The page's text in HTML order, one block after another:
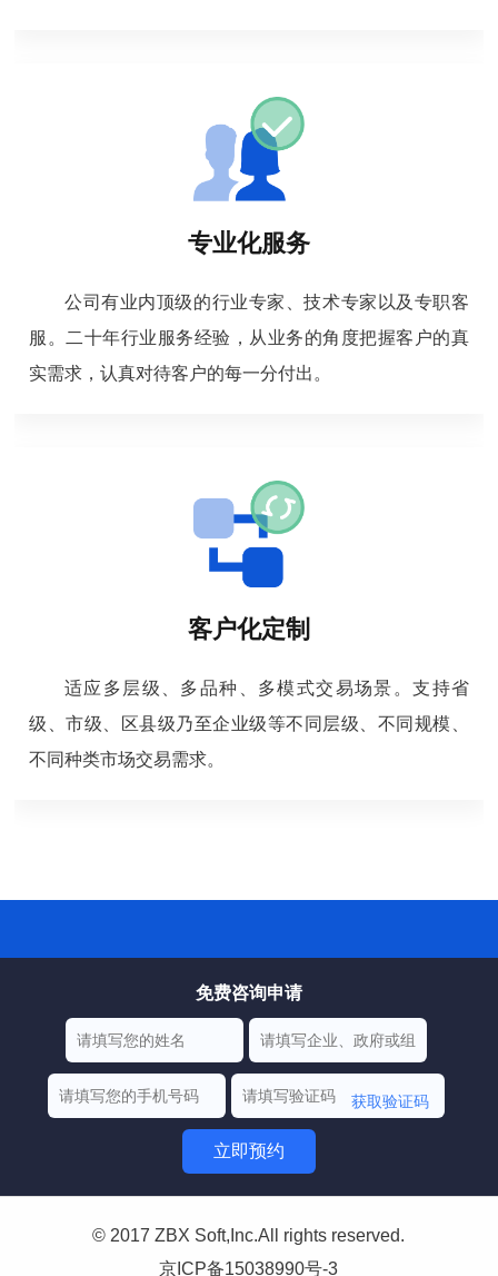
专业化服务
公司有业内顶级的行业专家、技术专家以及专职客
服。二十年行业服务经验，从业务的角度把握客户的真
实需求，认真对待客户的每一分付出。
客户化定制
适应多层级、多品种、多模式交易场景。支持省
级、市级、区县级乃至企业级等不同层级、不同规模、
不同种类市场交易需求。
免费咨询申请
获取验证码
立即预约
© 2017 ZBX Soft,Inc.All rights reserved.
京ICP备15038990号-3